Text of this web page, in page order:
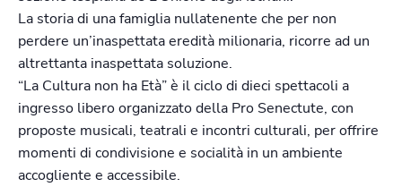
La storia di una famiglia nullatenente che per non
perdere un’inaspettata eredità milionaria, ricorre ad un
altrettanta inaspettata soluzione.
“La Cultura non ha Età” è il ciclo di dieci spettacoli a
ingresso libero organizzato della Pro Senectute, con
proposte musicali, teatrali e incontri culturali, per offrire
momenti di condivisione e socialità in un ambiente
accogliente e accessibile.